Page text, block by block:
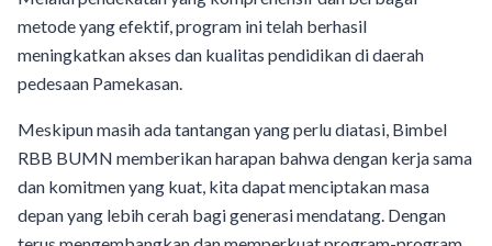
metode yang efektif, program ini telah berhasil
meningkatkan akses dan kualitas pendidikan di daerah
pedesaan Pamekasan.
Meskipun masih ada tantangan yang perlu diatasi, Bimbel
RBB BUMN memberikan harapan bahwa dengan kerja sama
dan komitmen yang kuat, kita dapat menciptakan masa
depan yang lebih cerah bagi generasi mendatang. Dengan